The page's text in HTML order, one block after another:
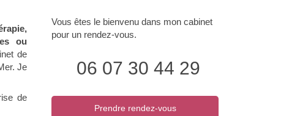
ou
de
Je
de
Vous êtes le bienvenu dans mon cabinet
pour un rendez-vous.
06 07 30 44 29
Prendre rendez-vous